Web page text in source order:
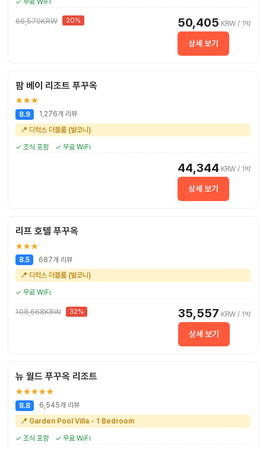
66,570KRW 20% 50,405 KRW / 1박
상세 보기
팜 베이 리조트 푸꾸옥
★★★
8.9
1,276개 리뷰
📍 디럭스 더블룸 (발코니)
✓ 조식 포함 ✓ 무료 WiFi
44,344 KRW / 1박
상세 보기
리프 호텔 푸꾸옥
★★★
8.5
687개 리뷰
📍 디럭스 더블룸 (발코니)
✓ 무료 WiFi
108,668KRW 32% 35,557 KRW / 1박
상세 보기
뉴 월드 푸꾸옥 리조트
★★★★★
8.8
6,545개 리뷰
📍 Garden Pool Villa - 1 Bedroom
✓ 조식 포함 ✓ 무료 WiFi